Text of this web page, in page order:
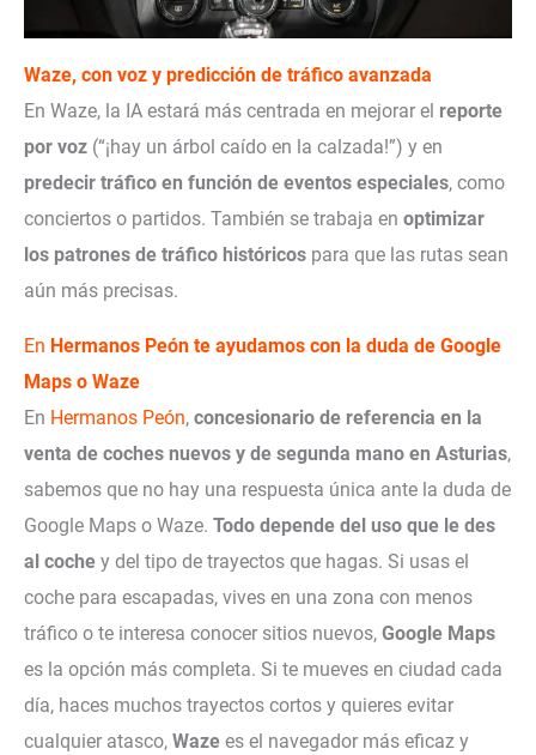
Waze, con voz y predicción de tráfico avanzada
En Waze, la IA estará más centrada en mejorar el reporte
por voz (“¡hay un árbol caído en la calzada!”) y en
predecir tráfico en función de eventos especiales, como
conciertos o partidos. También se trabaja en optimizar
los patrones de tráfico históricos para que las rutas sean
aún más precisas.
En Hermanos Peón te ayudamos con la duda de Google
Maps o Waze
En Hermanos Peón, concesionario de referencia en la
venta de coches nuevos y de segunda mano en Asturias,
sabemos que no hay una respuesta única ante la duda de
Google Maps o Waze. Todo depende del uso que le des
al coche y del tipo de trayectos que hagas. Si usas el
coche para escapadas, vives en una zona con menos
tráfico o te interesa conocer sitios nuevos, Google Maps
es la opción más completa. Si te mueves en ciudad cada
día, haces muchos trayectos cortos y quieres evitar
cualquier atasco, Waze es el navegador más eficaz y